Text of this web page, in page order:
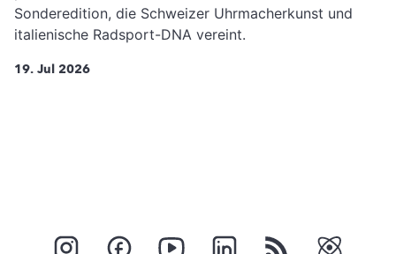
Sonderedition, die Schweizer Uhrmacherkunst und
italienische Radsport-DNA vereint.
19. Jul 2026